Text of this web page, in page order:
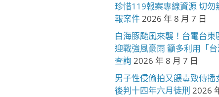
珍惜119報案專線資源 切勿
報案件2026 年 8 月 7 日
白海豚颱風來襲！台電台東
迎戰強風豪雨 籲多利用「台
查詢 2026 年 8 月 7 日
男子性侵偷拍又餵毒致傳播
後判十四年六月徒刑 2026